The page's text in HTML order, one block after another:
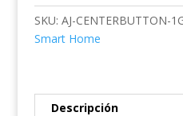
FOG
cantidad
SKU: AJ-CENTERBUTTON-
Smart Home
Descripción